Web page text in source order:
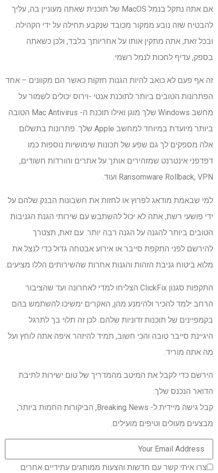
אם אתה נתקל בנמל MacOS של תוכנית שאתה מעוניין בה, עליך
להבטיח שזה נובע ממקור מכובד שנקבע תחילה על ידי הקהילה.
ובכל זאת, אתה מתקין אותו על אחריותך בלבד, ולכן כשאתה
בספק, עדיף לחכות לנמל רשמי.
זה אף פעם לא כואב להיות הגנות חזקות כאשר הם מקוונים – אחד
הפתרונות הטובים ביותר לתוכנת אנטי -וירוס יכולים לשמור על
מחשב Windows שלך מוגן ואילו תוכנת ה- Mac Antivirus הטובה
ביותר מיועדת במיוחד למחשב Apple שלך. פתרונות בתשלום
אלה מספקים לך גם שפע של תכונות שימושיות נוספות כמו
דפדפני אינטרנט שמזהירים אותך על אתרים והורדות חשודים,
Ransomware Rollback, VPN ועוד.
למי שבאמת מודאג לפרוץ או לחזות את חשבונות הבנק שלהם על
ידי פושעי רשת, אתה לא יכול להשתבש עם שירותי הגנת הגניבות
הטובים ביותר להגנה על הגנה רבה יותר. עם זאת, תצטרך
להירשם לפני התקפת סייבר או אירוע אבטחה גדול כדי לנצל את
מלוא ביטוח גניבת הזהות והגנות אחרות שהשירותים הללו מציעים.
התקפות סגנון ClickFix הצליחו למדי לאחרונה ועד שהציבור
הרחב ילמד להכיר ולהימנע מהן, האקרים ימשיכו להשתמש בהם
בקמפיינים של תוכנות זדוניות שלהם. לכן זה תלוי בך לתרגל
היגיינת סייבר טובה והכי חשוב, תמיד להיזהר איפה אתה לוחץ ועל
מה אתה מוריד.
הירשם כדי לקבל את המיטב מהמדריך של טום ישירות לתיבת
הדואר הנכנס שלך.
קבל גישה מיידית ל- Breaking News, הביקורות החמות ביותר,
מבצעים מעולים וטיפים מועילים.
צרו איתי קשר עם חדשות והצעות ממותגים עתידיים אחרים